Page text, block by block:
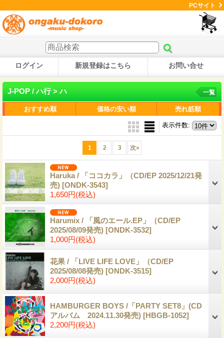
PCサイト
ログイン 新規登録はこちら お問い合せ
J-POP / ハ行 > ハ 一覧
おすすめ順 価格の安い順 売れ筋順
表示件数:
1 2 3 次»
Haruka / 「ココカラ」（CD/EP 2025/12/21発
売) [ONDK-3543]
1,650円(税込)
Harumix / 「風のエール.EP」（CD/EP
2025/08/09発売) [ONDK-3532]
1,000円(税込)
花果 / 「LIVE LIFE LOVE」（CD/EP
2025/08/08発売) [ONDK-3515]
2,000円(税込)
HAMBURGER BOYS /「PARTY SET8」(CD
アルバム 2024.11.30発売) [HBGB-1052]
2,200円(税込)